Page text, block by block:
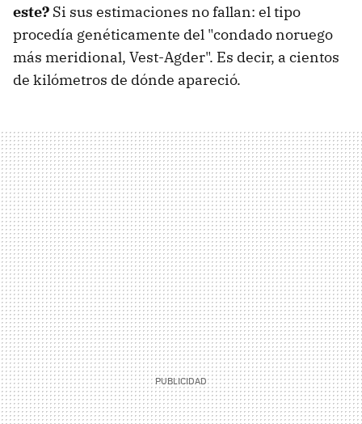
este? Si sus estimaciones no fallan: el tipo
procedía genéticamente del "condado noruego
más meridional, Vest-Agder". Es decir, a cientos
de kilómetros de dónde apareció.